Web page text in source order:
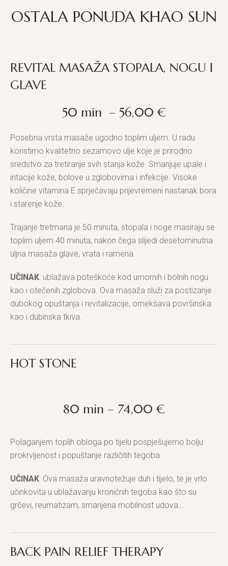
OSTALA PONUDA KHAO SUN
REVITAL MASAŽA STOPALA, NOGU I
GLAVE
50 min – 56,00 €
Posebna vrsta masaže ugodno toplim uljem. U radu
koristimo kvalitetno sezamovo ulje koje je prirodno
sredstvo za tretiranje svih stanja kože. Smanjuje upale i
iritacije kože, bolove u zglobovima i infekcije. Visoke
količine vitamina E sprječavaju prijevremeni nastanak bora
i starenje kože.
Trajanje tretmana je 50 minuta, stopala i noge masiraju se
toplim uljem 40 minuta, nakon čega slijedi desetominutna
uljna masaža glave, vrata i ramena.
UČINAK: ublažava poteškoće kod umornih i bolnih nogu
kao i otečenih zglobova. Ova masaža služi za postizanje
dubokog opuštanja i revitalizacije, omekšava površinska
kao i dubinska tkiva.
HOT STONE
80 min – 74,00 €
Polaganjem toplih obloga po tijelu pospješujemo bolju
prokrvljenost i popuštanje različitih tegoba.
UČINAK: Ova masaža uravnotežuje duh i tijelo, te je vrlo
učinkovita u ublažavanju kroničnih tegoba kao što su
grčevi, reumatizam, smanjena mobilnost udova….
BACK PAIN RELIEF THERAPY